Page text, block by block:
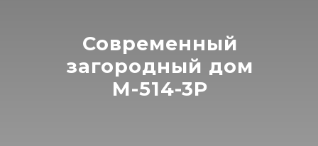
Современный
загородный дом
M-514-3P